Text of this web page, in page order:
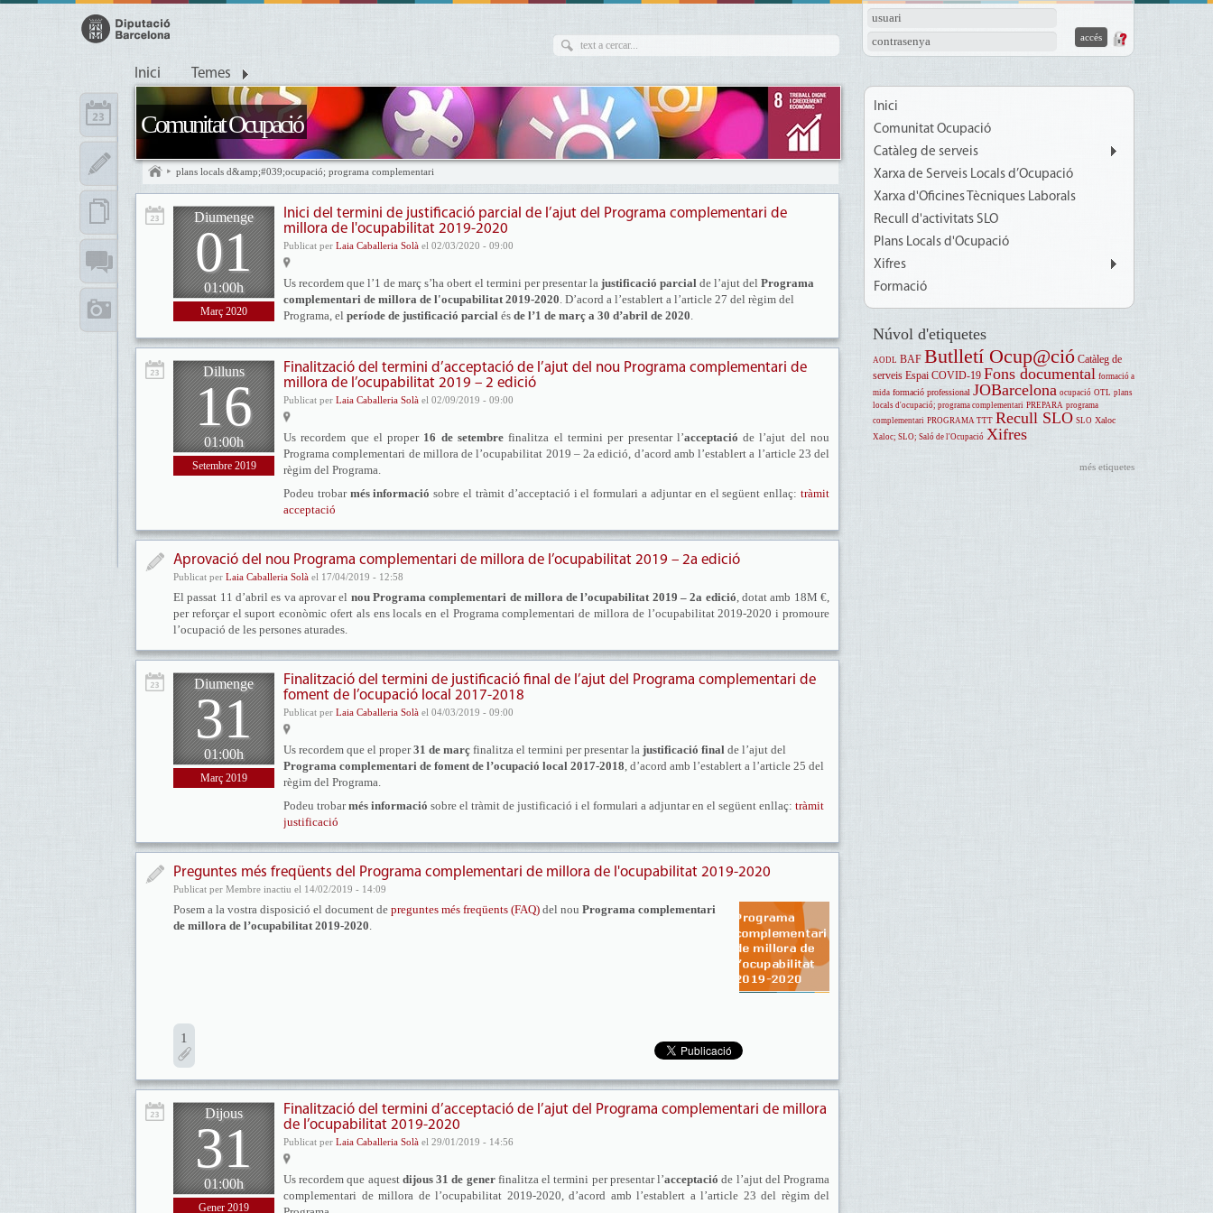
usuari
contrasenya
Inici Temes
Comunitat Ocupació
plans locals d&amp;#039;ocupació; programa complementari
Diumenge
01
01:00h
Març 2020
Inici del termini de justificació parcial de l’ajut del Programa complementari de
millora de l'ocupabilitat 2019-2020
Publicat per Laia Caballeria Solà el 02/03/2020 - 09:00
Us recordem que l’1 de març s’ha obert el termini per presentar la justificació parcial de l’ajut del Programa
complementari de millora de l'ocupabilitat 2019-2020. D’acord a l’establert a l’article 27 del règim del
Programa, el període de justificació parcial és de l’1 de març a 30 d’abril de 2020.
Dilluns
16
01:00h
Setembre 2019
Finalització del termini d’acceptació de l’ajut del nou Programa complementari de
millora de l’ocupabilitat 2019 – 2 edició
Publicat per Laia Caballeria Solà el 02/09/2019 - 09:00
Us recordem que el proper 16 de setembrefinalitza el termini per presentar l’acceptació de l’ajut del nou
Programa complementari de millora de l’ocupabilitat 2019 – 2a edició, d’acord amb l’establert a l’article 23 del
règim del Programa.
Podeu trobarmés informaciósobre el tràmit d’acceptació i el formulari a adjuntar en el següent enllaç:tràmit
acceptació
Aprovació del nou Programa complementari de millora de l’ocupabilitat 2019 – 2a edició
Publicat per Laia Caballeria Solà el 17/04/2019 - 12:58
El passat 11 d’abril es va aprovar el nou Programa complementari de millora de l’ocupabilitat 2019 – 2a edició, dotat amb 18M €,
per reforçar el suport econòmic ofert als ens locals en el Programa complementari de millora de l’ocupabilitat 2019-2020 i promoure
l’ocupació de les persones aturades.
Diumenge
31
01:00h
Març 2019
Finalització del termini de justificació final de l’ajut del Programa complementari de
foment de l’ocupació local 2017-2018
Publicat per Laia Caballeria Solà el 04/03/2019 - 09:00
Us recordem que el proper31 de març finalitza el termini per presentar la justificació final de l’ajut del
Programa complementari de foment de l’ocupació local 2017-2018, d’acord amb l’establert a l’article 25 del
règim del Programa.
Podeu trobarmés informació sobre el tràmit de justificació i el formulari a adjuntar en el següent enllaç: tràmit
justificació
Preguntes més freqüents del Programa complementari de millora de l'ocupabilitat 2019-2020
Publicat per Membre inactiu el 14/02/2019 - 14:09
Posem a la vostra disposició el document de preguntes més freqüents (FAQ) del nou Programa complementari
de millora de l’ocupabilitat 2019-2020.
1
Dijous
31
01:00h
Gener 2019
Finalització del termini d’acceptació de l’ajut del Programa complementari de millora
de l’ocupabilitat 2019-2020
Publicat per Laia Caballeria Solà el 29/01/2019 - 14:56
Us recordem que aquest dijous 31 de generfinalitza el termini per presentar l’acceptació de l’ajut del Programa
complementari de millora de l’ocupabilitat 2019-2020, d’acord amb l’establert a l’article 23 del règim del
Inici
Comunitat Ocupació
Catàleg de serveis
Xarxa de Serveis Locals d’Ocupació
Xarxa d'Oficines Tècniques Laborals
Recull d'activitats SLO
Plans Locals d'Ocupació
Xifres
Formació
Núvol d'etiquetes
AODL BAF Butlletí Ocup@ció Catàleg de
serveis Espai COVID-19 Fons documental formació a
mida formació professional JOBarcelona ocupació OTL plans
locals d'ocupació; programa complementari PREPARA programa
complementari PROGRAMA TTT Recull SLO SLO Xaloc
Xaloc; SLO; Saló de l'Ocupació Xifres
més etiquetes